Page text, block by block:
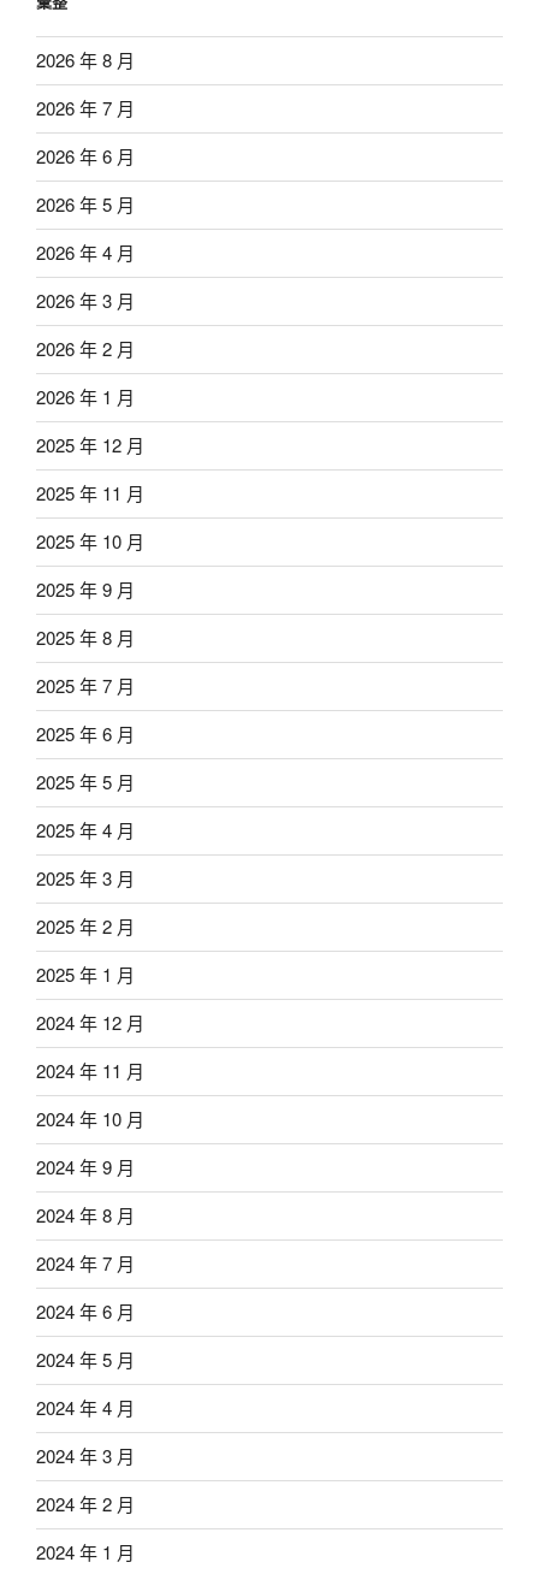
2026 年 8 月
2026 年 7 月
2026 年 6 月
2026 年 5 月
2026 年 4 月
2026 年 3 月
2026 年 2 月
2026 年 1 月
2025 年 12 月
2025 年 11 月
2025 年 10 月
2025 年 9 月
2025 年 8 月
2025 年 7 月
2025 年 6 月
2025 年 5 月
2025 年 4 月
2025 年 3 月
2025 年 2 月
2025 年 1 月
2024 年 12 月
2024 年 11 月
2024 年 10 月
2024 年 9 月
2024 年 8 月
2024 年 7 月
2024 年 6 月
2024 年 5 月
2024 年 4 月
2024 年 3 月
2024 年 2 月
2024 年 1 月